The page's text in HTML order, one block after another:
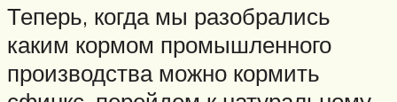
Теперь, когда мы разобрались
каким кормом промышленного
производства можно кормить